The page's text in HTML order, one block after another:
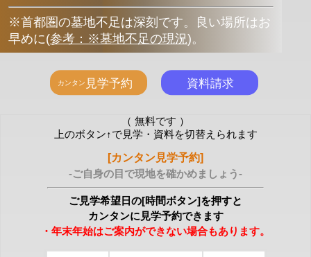
※首都圏の墓地不足は深刻です。良い場所はお
早めに(参考：※墓地不足の現況)。
（ 無料です ）
上のボタン↑で見学・資料を切替えられます
[カンタン見学予約]
-ご自身の目で現地を確かめましょう-
ご見学希望日の[時間ボタン]を押すと
カンタンに見学予約できます
・年末年始はご案内ができない場合もあります。